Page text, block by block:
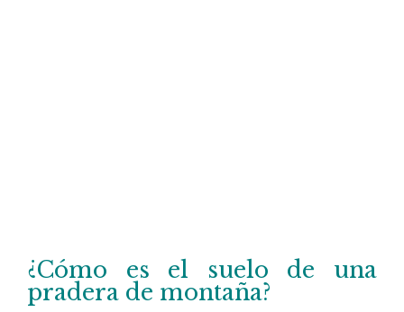
¿Cómo es el suelo de una
pradera de montaña?